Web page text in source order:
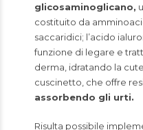
glicosaminoglicano,
costituito da
saccaridici; l’acido
funzione di legare e
derma, idratando la
cuscinetto, che offre
assorbendo gli urti.
Risulta possibile